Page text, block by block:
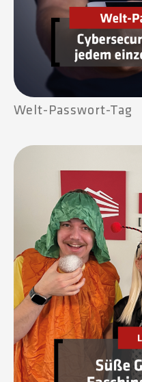
Welt-Passwort-Tag